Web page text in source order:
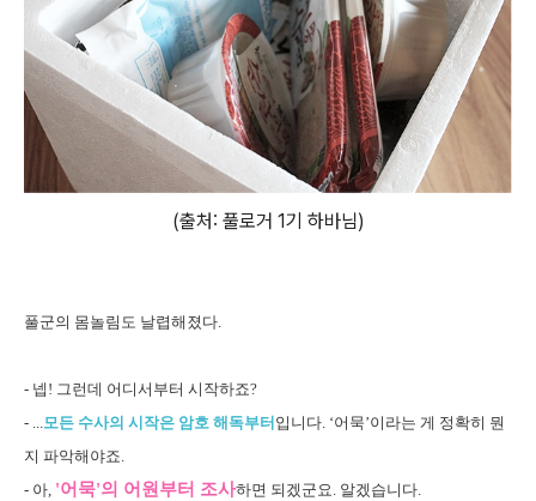
(출처: 풀로거 1기 하바님)
풀군의 몸놀림도 날렵해졌다.
- 넵! 그런데 어디서부터 시작하죠?
- ...모든 수사의 시작은 암호 해독부터 입니다. ‘어묵’이라는 게 정확히 뭔
지 파악해야죠.
- 아, '어묵'의 어원부터 조사하면 되겠군요. 알겠습니다.